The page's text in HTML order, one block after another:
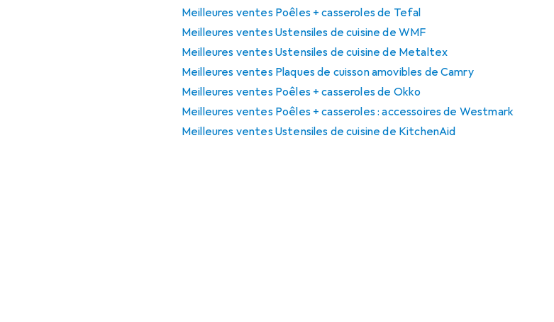
Meilleures ventes Poêles + casseroles de Tefal
Meilleures ventes Ustensiles de cuisine de WMF
Meilleures ventes Ustensiles de cuisine de Metaltex
Meilleures ventes Plaques de cuisson amovibles de Camry
Meilleures ventes Poêles + casseroles de Okko
Meilleures ventes Poêles + casseroles : accessoires de Westmark
Meilleures ventes Ustensiles de cuisine de KitchenAid